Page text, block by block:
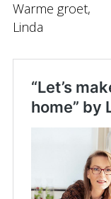
Warme groet,
Linda